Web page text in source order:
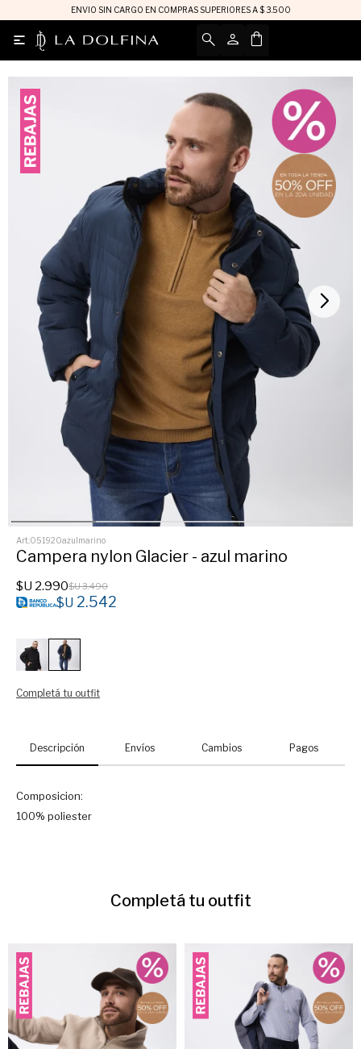
ENVIO SIN CARGO EN COMPRAS SUPERIORES A $ 3.500

051920azulmarino
Campera nylon Glacier - azul marino
$U 2.990$U3.490
$U 2.542
Completá tu outfit
Descripción Envíos Cambios Pagos
Composicion:
100% poliester
Completá tu outfit